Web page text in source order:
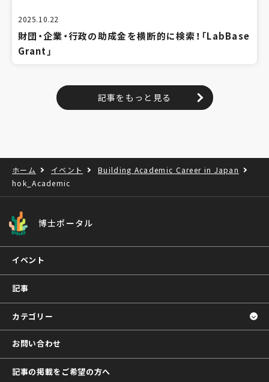
2025.10.22
財団・企業・行政の助成金を横断的に検索！「LabBase
Grant」
記事をもっと見る
ホーム イベント
Building Academic Career in Japan
hok_Academic
博士ポータル
イベント
記事
カテゴリー
お問い合わせ
記事の掲載をご希望の方へ